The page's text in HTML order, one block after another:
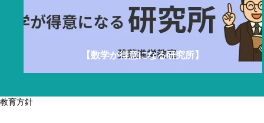
【数学が得意になる研究所】
教育方針